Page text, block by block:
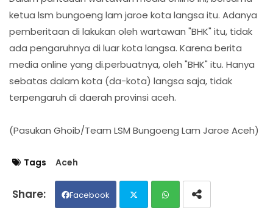
ketua lsm bungoeng lam jaroe kota langsa itu. Adanya
pemberitaan di lakukan oleh wartawan "BHK" itu, tidak
ada pengaruhnya di luar kota langsa. Karena berita
media online yang di.perbuatnya, oleh "BHK" itu. Hanya
sebatas dalam kota (da-kota) langsa saja, tidak
terpengaruh di daerah provinsi aceh.
(Pasukan Ghoib/Team LSM Bungoeng Lam Jaroe Aceh)
Tags Aceh
Facebook